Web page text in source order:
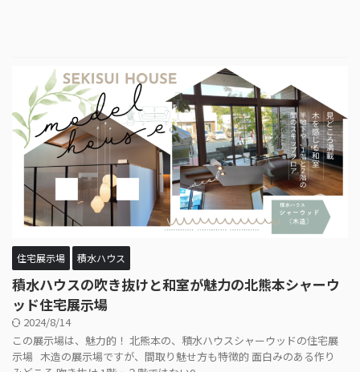
住宅展示場 積水ハウス
積水ハウスの吹き抜けと和室が魅力の北熊本シャーウ
ッド住宅展示場
2024/8/14
この展示場は、魅力的！ 北熊本の、積水ハウスシャーウッドの住宅展
示場 木造の展示場ですが、間取り魅せ方も特徴的 面白みのある作り